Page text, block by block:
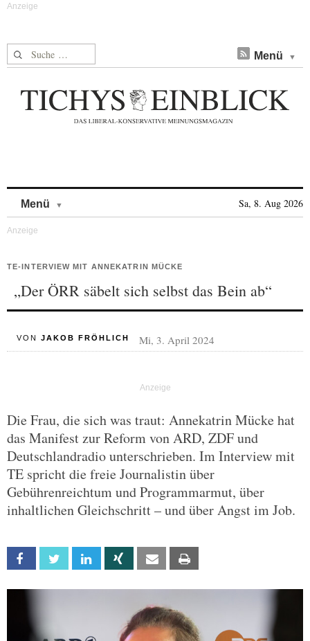
Suche nach: Menü
Menü Sa, 8. Aug 2026
TE-INTERVIEW MIT ANNEKATRIN MÜCKE
„Der ÖRR säbelt sich selbst das Bein ab“
VON JAKOB FRÖHLICH Mi, 3. April 2024
Die Frau, die sich was traut: Annekatrin Mücke hat
das Manifest zur Reform von ARD, ZDF und
Deutschlandradio unterschrieben. Im Interview mit
TE spricht die freie Journalistin über
Gebührenreichtum und Programmarmut, über
inhaltlichen Gleichschritt – und über Angst im Job.
Facebook Twitter Linkedin Xing Email